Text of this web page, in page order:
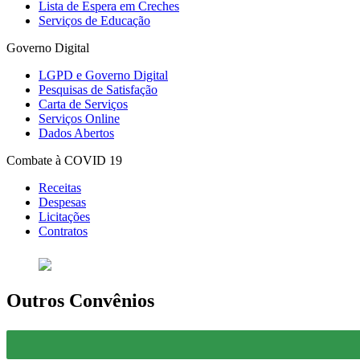
Lista de Espera em Creches
Serviços de Educação
Governo Digital
LGPD e Governo Digital
Pesquisas de Satisfação
Carta de Serviços
Serviços Online
Dados Abertos
Combate à COVID 19
Receitas
Despesas
Licitações
Contratos
Outros Convênios